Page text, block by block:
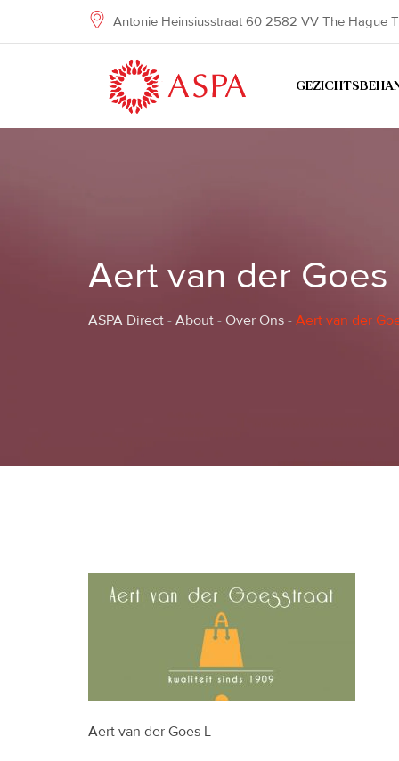
Antonie Heinsiusstraat 60 2582 VV The Hague
Aert van der Goes
ASPA Direct - About - Over Ons - Aert van der
Aert van der Goes L